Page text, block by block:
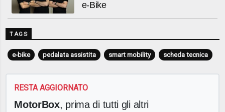
e-Bike
TAGS
e-bike pedalata assistita smart mobility scheda tecnica
RESTA AGGIORNATO
MotorBox, prima di tutti gli altri